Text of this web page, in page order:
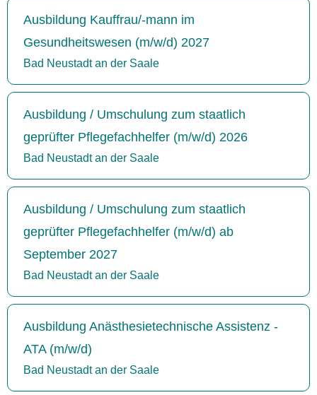
Ausbildung Kauffrau/-mann im
Gesundheitswesen (m/w/d) 2027
Bad Neustadt an der Saale
Ausbildung / Umschulung zum staatlich
geprüfter Pflegefachhelfer (m/w/d) 2026
Bad Neustadt an der Saale
Ausbildung / Umschulung zum staatlich
geprüfter Pflegefachhelfer (m/w/d) ab
September 2027
Bad Neustadt an der Saale
Ausbildung Anästhesietechnische Assistenz -
ATA (m/w/d)
Bad Neustadt an der Saale